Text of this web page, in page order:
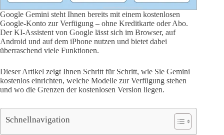
Google Gemini steht Ihnen bereits mit einem kostenlosen
Google-Konto zur Verfügung – ohne Kreditkarte oder Abo.
Der KI-Assistent von Google lässt sich im Browser, auf
Android und auf dem iPhone nutzen und bietet dabei
überraschend viele Funktionen.
Dieser Artikel zeigt Ihnen Schritt für Schritt, wie Sie Gemini
kostenlos einrichten, welche Modelle zur Verfügung stehen
und wo die Grenzen der kostenlosen Version liegen.
Schnellnavigation